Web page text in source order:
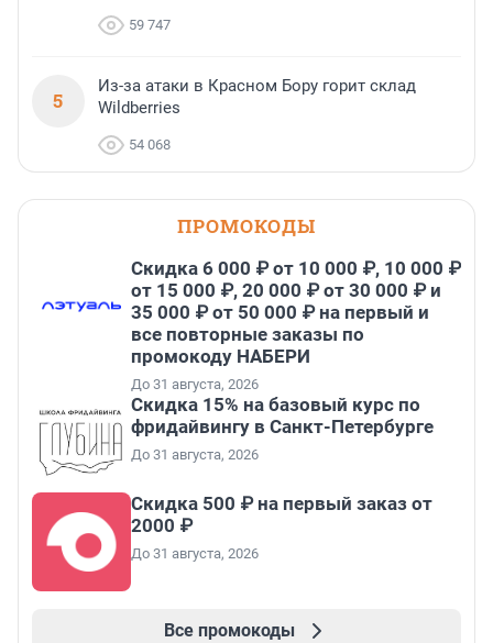
59 747
5
Из-за атаки в Красном Бору горит склад
Wildberries
54 068
ПРОМОКОДЫ
Скидка 6 000 ₽ от 10 000 ₽, 10 000 ₽
от 15 000 ₽, 20 000 ₽ от 30 000 ₽ и
35 000 ₽ от 50 000 ₽ на первый и
все повторные заказы по
промокоду НАБЕРИ
До 31 августа, 2026
Скидка 15% на базовый курс по
фридайвингу в Санкт-Петербурге
До 31 августа, 2026
Скидка 500 ₽ на первый заказ от
2000 ₽
До 31 августа, 2026
Все промокоды